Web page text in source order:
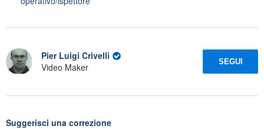
Pier Luigi Crivelli
Video Maker
SEGUI
Suggerisci una correzione